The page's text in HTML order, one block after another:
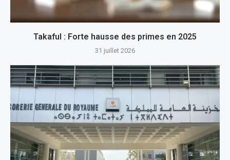
Takaful : Forte hausse des primes en 2025
31 juillet 2026